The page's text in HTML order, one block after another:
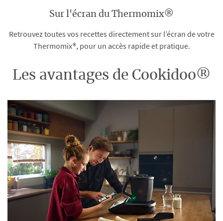
Sur l'écran du Thermomix®
Retrouvez toutes vos recettes directement sur l’écran de votre
Thermomix®, pour un accès rapide et pratique.
Les avantages de Cookidoo®